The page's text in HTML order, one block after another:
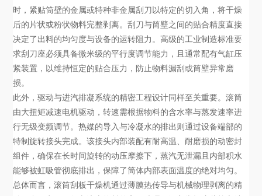
时，紧贴筒壁的金属或特种非金属刮刀以特定的切入角，将干燥
后的片状或粉状物料完整剥离。刮刀与筒壁之间的贴合精度直接
决定了出料的均匀度与设备的运转阻力。高级的工业制造标准要
求刮刀座必须具备微米级的平行度调节能力，且通常配有气缸压
紧装置，以维持恒定的贴合压力，防止物料漏刮或筒壁异常磨
损。
此外，驱动与进汽排凝系统的精密工程设计同样至关重要。滚筒
由大扭矩减速电机驱动，转速需根据物料的含水率与蒸发速率进
行无级变频调节。热媒的导入与冷凝水的排出则通过设备端部的
特制旋转接头完成。该接头内部装配有耐高温、耐磨损的动密封
组件，确保在长时间旋转的动压摩擦下，蒸汽无泄漏且内部积水
能够被虹吸管彻底排出，保障了筒体内部表面温度的绝对均匀。
总体而言，滚筒刮板干燥机通过薄膜热传导与机械物理剥离的精